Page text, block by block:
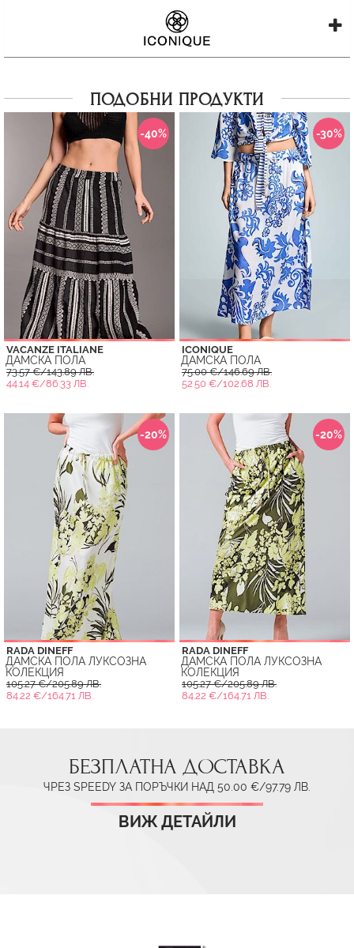
ПОДОБНИ ПРОДУКТИ
-40%
VACANZE ITALIANE
ДАМСКА ПОЛА
73.57 €/143.89 ЛВ.
44.14 €/86.33 ЛВ.
-30%
ICONIQUE
ДАМСКА ПОЛА
75.00 €/146.69 ЛВ.
52.50 €/102.68 ЛВ.
-20%
RADA DINEFF
ДАМСКА ПОЛА ЛУКСОЗНА
КОЛЕКЦИЯ
105.27 €/205.89 ЛВ.
84.22 €/164.71 ЛВ.
-20%
RADA DINEFF
ДАМСКА ПОЛА ЛУКСОЗНА
КОЛЕКЦИЯ
105.27 €/205.89 ЛВ.
84.22 €/164.71 ЛВ.
БЕЗПЛАТНА ДОСТАВКА
ЧРЕЗ SPEEDY ЗА ПОРЪЧКИ НАД 50.00 €/97.79 ЛВ.
ВИЖ ДЕТАЙЛИ